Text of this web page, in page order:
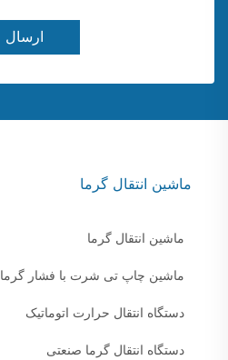
ارسال
ماشین انتقال گرما
ماشین انتقال گرما
ماشین چاپ تی شرت با فشار گرما
دستگاه انتقال حرارت اتوماتیک
دستگاه انتقال گرما صنعتی